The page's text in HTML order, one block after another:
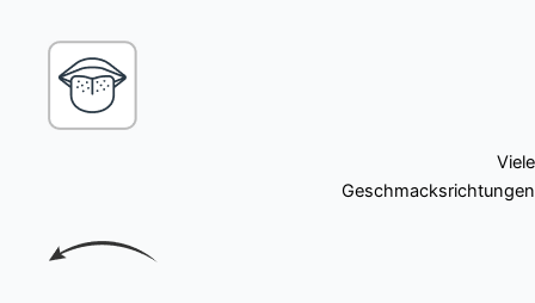
Viele
Geschmacksrichtungen